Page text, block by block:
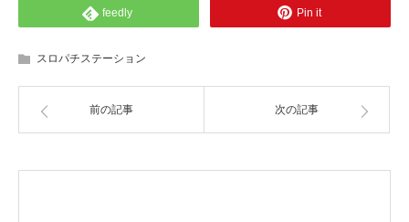
feedly Pin it
スロパチステーション
前の記事 次の記事